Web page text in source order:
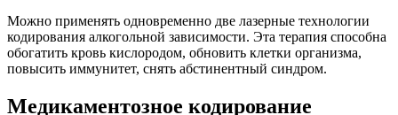
Можно применять одновременно две лазерные технологии
кодирования алкогольной зависимости. Эта терапия способна
обогатить кровь кислородом, обновить клетки организма,
повысить иммунитет, снять абстинентный синдром.
Медикаментозное кодирование